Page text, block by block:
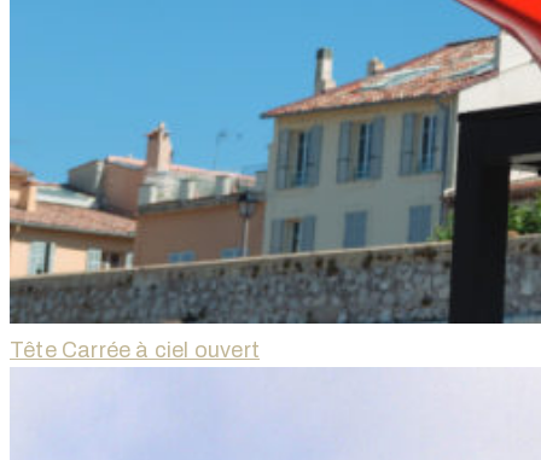
Tête Carrée à ciel ouvert